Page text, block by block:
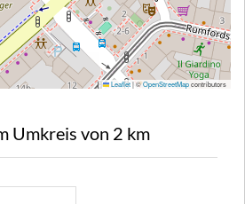
Leaflet|©OpenStreetMapcontributors
Umkreis von 2 km